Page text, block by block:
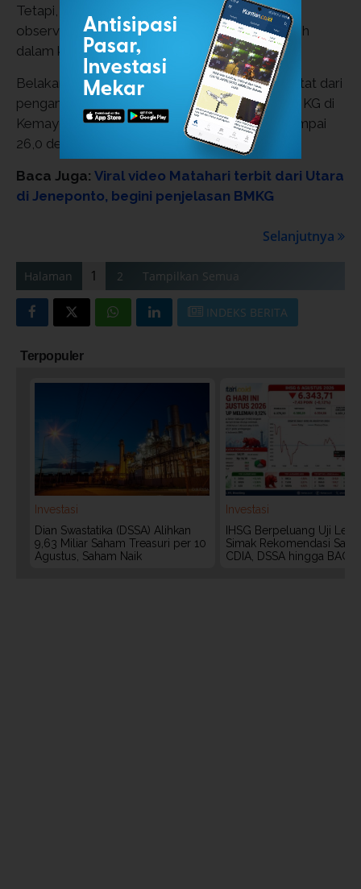
Tetapi, menurutnya, berdasarkan data historis
observasi yang ada, suhu rendah tersebut masih
dalam kategori normal.
Belakangan suhu di wilayah Jakarta yang tercatat dari
pengamatan di Stasiun Pengamatan Cuaca BMKG di
Kemayoran selama 18-21 Juni berkisar 24,2 sampai
26,0 derajat Celsius.
Baca Juga: Viral video Matahari terbit dari Utara
di Jeneponto, begini penjelasan BMKG
Selanjutnya
Halaman 1 2 Tampilkan Semua
INDEKS BERITA
Terpopuler
Investasi
Dian Swastatika (DSSA) Alihkan
9,63 Miliar Saham Treasuri per 10
Agustus, Saham Naik
Investasi
IHSG Berpeluang Uji
Simak Rekomendasi
CDIA, DSSA hingga BACH